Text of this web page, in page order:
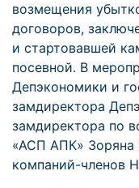
возмещения
договоров,
и стартовавшей
посевной. В
Депэкономики и
замдиректора
замдиректора по
«АСП АПК» Зоряна
компаний-членов